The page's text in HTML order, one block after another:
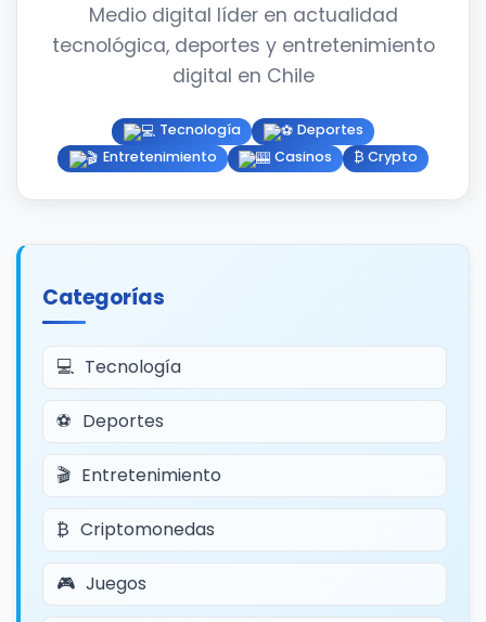
Medio digital líder en actualidad
tecnológica, deportes y entretenimiento
digital en Chile
Tecnología
Deportes
Entretenimiento
Casinos ₿ Crypto
Categorías
Tecnología
Deportes
Entretenimiento
Criptomonedas
Juegos